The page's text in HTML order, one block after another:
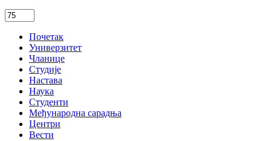
Почетак
Универзитет
Чланице
Студије
Настава
Наука
Студенти
Међународна сарадња
Центри
Вести